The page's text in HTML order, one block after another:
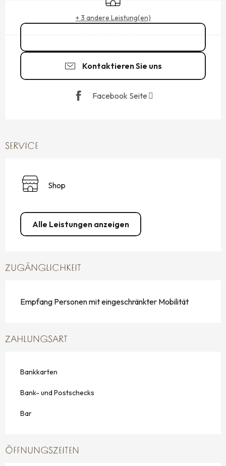
+ 3 andere Leistung(en)
Kontaktieren Sie uns
Facebook Seite
SERVICE
Shop
Alle Leistungen anzeigen
ZUGÄNGLICHKEIT
Empfang Personen mit eingeschränkter Mobilität
ZAHLUNGSART
Bankkarten
Bank- und Postschecks
Bar
ÖFFNUNGSZEITEN